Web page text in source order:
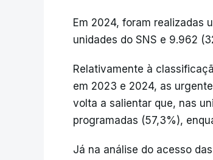
Em 2024, foram realizadas
unidades do SNS e 9.962
Relativamente à
em 2023 e 2024, as
volta a salientar que, nas
programadas (57,3%),
Já na análise do acesso